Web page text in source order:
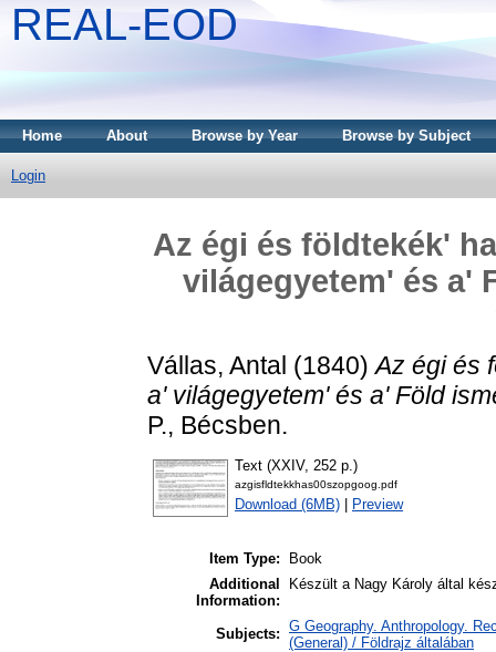
REAL-EOD
Home About Browse by Year Browse by Subject
Login
Az égi és földtekék'
világegyetem' és a'
Vállas, Antal (1840)Az égi és
a' világegyetem' és a' Föld
P., Bécsben.
Text (XXIV, 252 p.)
azgisfldtekkhas00szopgoog.pdf
Download (6MB) Preview
Item Type:
Book
Additional
Information:
Készült a Nagy Károly által
Subjects: G Geography. Anthropology.
(General) / Földrajz általában